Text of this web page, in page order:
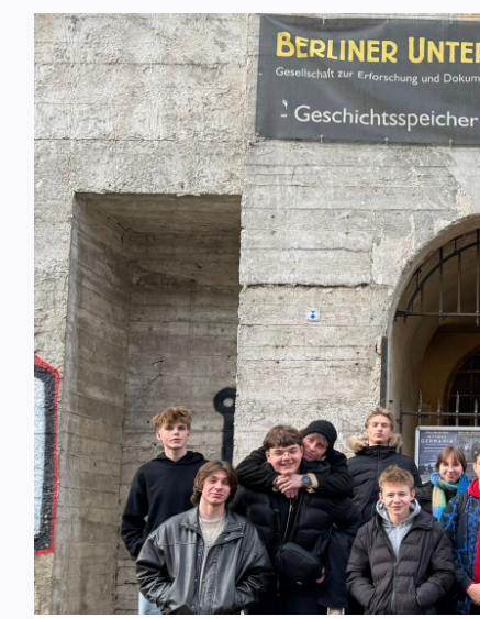
Im Krackower Oldtimermuseum
zeigen Löcknitzer Gymnasiasten
die Raritäten